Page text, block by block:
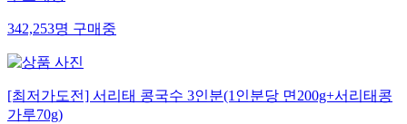
342,253명 구매중
[최저가도전] 서리태 콩국수 3인분(1인분당 면200g+서리태콩
가루70g)